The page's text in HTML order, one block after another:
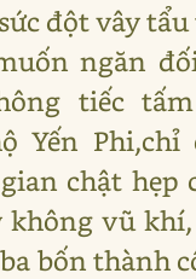
đột vây
ngăn
tiếc
Yến
chật hẹp
vũ
bốn thành